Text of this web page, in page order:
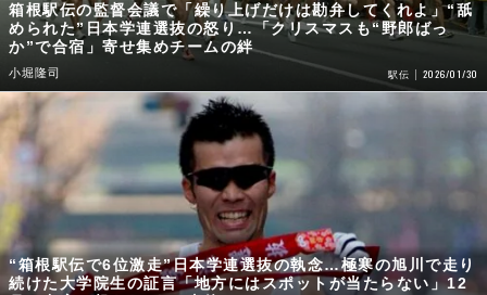
箱根駅伝の監督会議で「繰り上げだけは勘弁してくれよ」“舐
められた”日本学連選抜の怒り…「クリスマスも“野郎ばっ
か”で合宿」寄せ集めチームの絆
小堀隆司 駅伝 2026/01/30
“箱根駅伝で6位激走”日本学連選抜の執念…極寒の旭川で走り
続けた大学院生の証言「地方にはスポットが当たらない」12